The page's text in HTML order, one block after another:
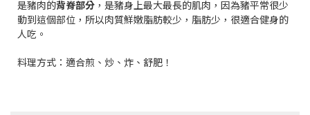
是豬肉的背脊部分 ，是豬身上最大最長的肌肉，因為豬平常很少
動到這個部位，所以肉質鮮嫩脂肪較少，脂肪少，很適合健身的
人吃。
料理方式： 適合煎、炒、炸、舒肥！